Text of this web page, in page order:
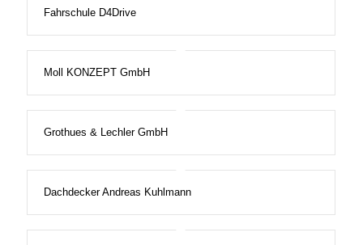
Fahrschule D4Drive
Moll KONZEPT GmbH
Grothues & Lechler GmbH
Dachdecker Andreas Kuhlmann